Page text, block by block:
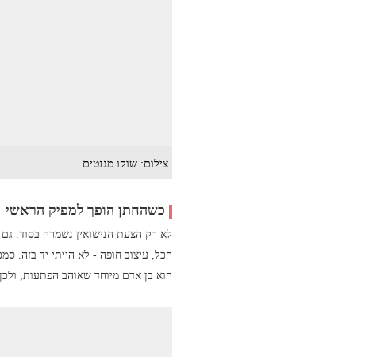
צילום: שוקו מגנטים
כשהחתן הופך למפיק הראשי
לא רק הצעת הנישואין נשמרה בסוד.
הכל, עיצוב חופה - לא הייתי יד בזה.
הוא בן אדם מיוחד שאוהב הפתעות,